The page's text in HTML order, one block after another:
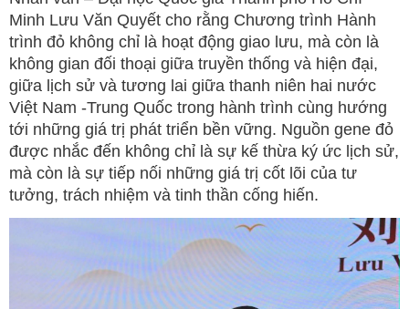
Minh Lưu Văn Quyết cho rằng Chương trình Hành
trình đỏ không chỉ là hoạt động giao lưu, mà còn là
không gian đối thoại giữa truyền thống và hiện đại,
giữa lịch sử và tương lai giữa thanh niên hai nước
Việt Nam -Trung Quốc trong hành trình cùng hướng
tới những giá trị phát triển bền vững. Nguồn gene đỏ
được nhắc đến không chỉ là sự kế thừa ký ức lịch sử,
mà còn là sự tiếp nối những giá trị cốt lõi của tư
tưởng, trách nhiệm và tinh thần cống hiến.